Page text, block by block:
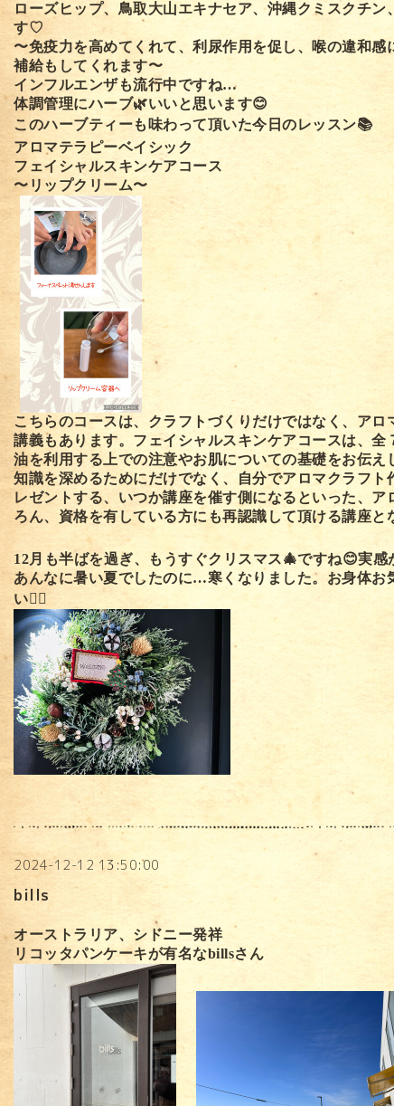
ローズヒップ、鳥取大山エキナセア、沖縄クミスクチン
す♡
〜免疫力を高めてくれて、利尿作用を促し、喉の違和感
補給もしてくれます〜
インフルエンザも流行中ですね…
体調管理にハーブ🌿いいと思います😊
このハーブティーも味わって頂いた今日のレッスン📚
アロマテラピーベイシック
フェイシャルスキンケアコース
〜リップクリーム〜
こちらのコースは、クラフトづくりだけではなく、アロ
講義もあります。フェイシャルスキンケアコースは、全
油を利用する上での注意やお肌についての基礎をお伝え
知識を深めるためにだけでなく、自分でアロマクラフト
レゼントする、いつか講座を催す側になるといった、ア
ろん、資格を有している方にも再認識して頂ける講座と
12月も半ばを過ぎ、もうすぐクリスマス🎄ですね😊実
あんなに暑い夏でしたのに…寒くなりました。お身体お
い🙂‍↕️
2024-12-12 13:50:00
bills
オーストラリア、シドニー発祥
リコッタパンケーキが有名なbillsさん